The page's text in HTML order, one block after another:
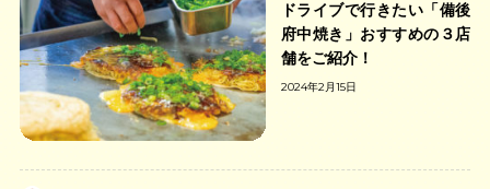
ドライブで行きたい「備後
府中焼き」おすすめの３店
舗をご紹介！
2024年2月15日